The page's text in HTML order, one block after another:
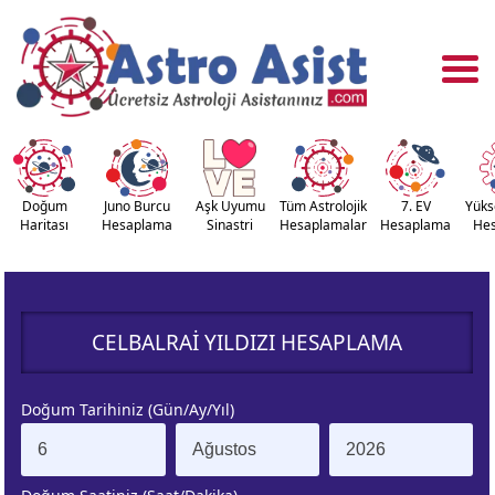
KUZEY AY
DÜĞÜMÜ
Doğum
Haritası
Juno Burcu
Hesaplama
Aşk Uyumu
Sinastri
Tüm Astrolojik
Hesaplamalar
7. EV
Hesaplama
CELBALRAI YILDIZI HESAPLAMA
Doğum Tarihiniz (Gün/Ay/Yıl)